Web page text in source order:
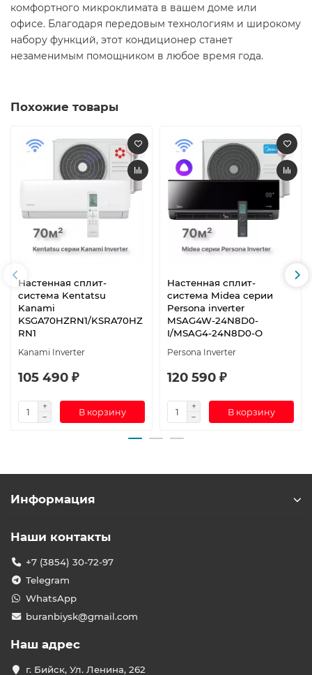
комфортного микроклимата в вашем доме или
офисе. Благодаря передовым технологиям и широкому
набору функций, этот кондиционер станет
незаменимым помощником в любое время года.​
Похожие товары
Настенная сплит-
система Kentatsu
Kanami
KSGA70HZRN1/KSRA70HZ
RN1
Kanami Inverter
105 490 ₽
В корзину
Настенная сплит-
система Midea серии
Persona inverter
MSAG4W-24N8D0-
I/MSAG4-24N8D0-O
Persona Inverter
120 590 ₽
В корзину
Информация
Наши контакты
+7 (3854) 30-72-97
Telegram
WhatsApp
buranbiysk@gmail.com
Наш адрес
г. Бийск, Ул. Ленина, 262